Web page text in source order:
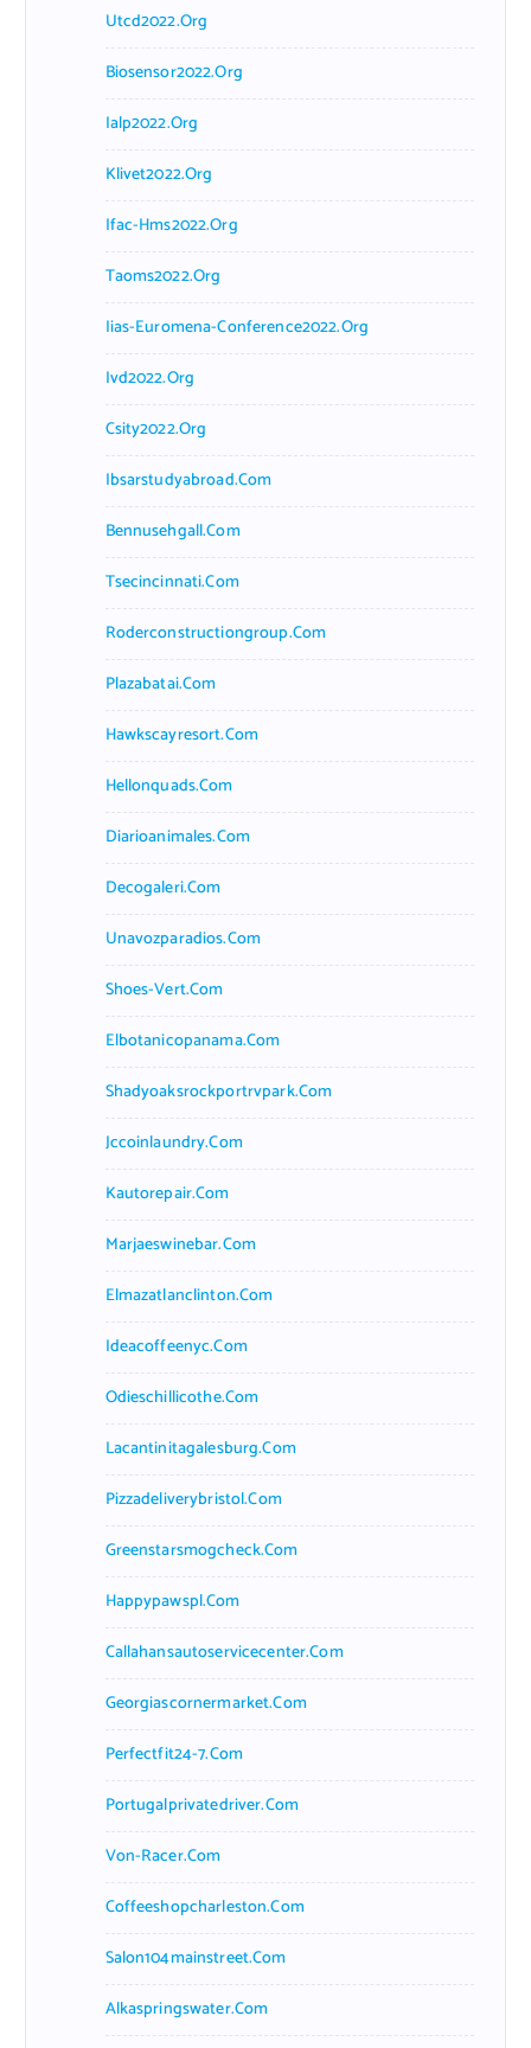
Utcd2022.org
Biosensor2022.org
Ialp2022.org
Klivet2022.org
Ifac-Hms2022.org
Taoms2022.org
Iias-Euromena-Conference2022.org
Ivd2022.org
Csity2022.org
Ibsarstudyabroad.com
Bennusehgall.com
Tsecincinnati.com
Roderconstructiongroup.com
Plazabatai.com
Hawkscayresort.com
Hellonquads.com
Diarioanimales.com
Decogaleri.com
Unavozparadios.com
Shoes-Vert.com
Elbotanicopanama.com
Shadyoaksrockportrvpark.com
Jccoinlaundry.com
Kautorepair.com
Marjaeswinebar.com
Elmazatlanclinton.com
Ideacoffeenyc.com
Odieschillicothe.com
Lacantinitagalesburg.com
Pizzadeliverybristol.com
Greenstarsmogcheck.com
Happypawspl.com
Callahansautoservicecenter.com
Georgiascornermarket.com
Perfectfit24-7.com
Portugalprivatedriver.com
Von-Racer.com
Coffeeshopcharleston.com
Salon104mainstreet.com
Alkaspringswater.com